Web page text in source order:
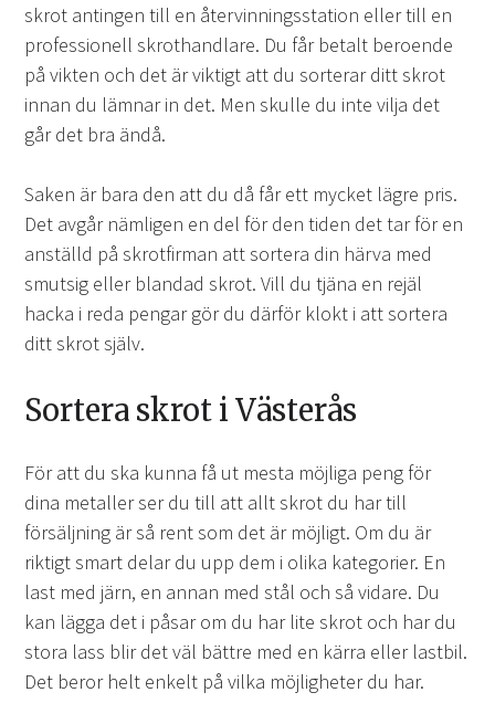
skrot antingen till en återvinningsstation eller till en
professionell skrothandlare. Du får betalt beroende
på vikten och det är viktigt att du sorterar ditt skrot
innan du lämnar in det. Men skulle du inte vilja det
går det bra ändå.
Saken är bara den att du då får ett mycket lägre pris.
Det avgår nämligen en del för den tiden det tar för en
anställd på skrotfirman att sortera din härva med
smutsig eller blandad skrot. Vill du tjäna en rejäl
hacka i reda pengar gör du därför klokt i att sortera
ditt skrot själv.
Sortera skrot i Västerås
För att du ska kunna få ut mesta möjliga peng för
dina metaller ser du till att allt skrot du har till
försäljning är så rent som det är möjligt. Om du är
riktigt smart delar du upp dem i olika kategorier. En
last med järn, en annan med stål och så vidare. Du
kan lägga det i påsar om du har lite skrot och har du
stora lass blir det väl bättre med en kärra eller lastbil.
Det beror helt enkelt på vilka möjligheter du har.